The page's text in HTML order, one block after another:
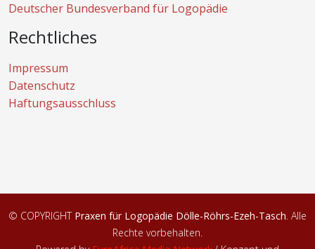
Deutscher Bundesverband für Logopädie
Rechtliches
Impressum
Datenschutz
Haftungsausschluss
© COPYRIGHT Praxen für Logopädie Dölle-Röhrs-Ezeh-Tasch. Alle
Rechte vorbehalten.